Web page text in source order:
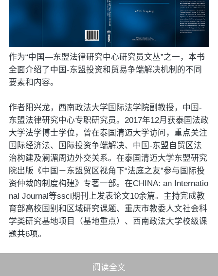
作为“中国—东盟法律研究中心研究员文丛”之一，本书
全面介绍了中国-东盟投资和贸易争端解决机制的不同
要素和内容。
作者阳兴龙，西南政法大学国际法学院副教授，中国-
东盟法律研究中心专职研究员。2017年12月获泰国法政
大学法学博士学位，曾在泰国清迈大学访问，重点关注
国际经济法、国际投资争端解决、中国-东盟自贸区法
治构建及澜湄周边外交关系。在泰国清迈大学东盟研究
院出版《中国－东盟贸区视角下“法庭之友”参与国际投
资仲裁的制度构建》专著一部。在CHINA: an Internatio
nal Journal等ssci期刊上发表论文10余篇。主持完成教
育部高校国别和区域研究课题、重庆市教委人文社会科
学类研究基地项目（基地重点）、西南政法大学校级课
题共6项。
阅读全文